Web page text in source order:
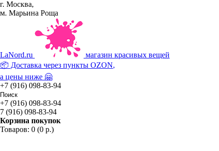
г. Москва,
м. Марьина Роща
LaNord.ru
магазин красивых вещей
📦 Доставка через пункты OZON,
а цены ниже 🤗
+7 (916) 098-83-94
+7 (916) 098-83-94
7 (916) 098-83-94
Корзина покупок
Товаров: 0 (0 р.)